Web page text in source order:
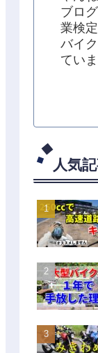
ブロ
業検
バイ
ていま
人気